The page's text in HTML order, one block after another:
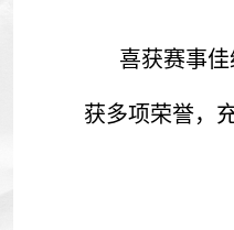
喜获赛事
获多项荣誉，